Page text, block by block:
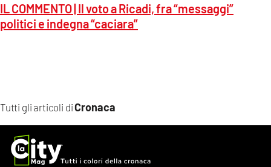
Tutti gli articoli diCronaca
IL COMMENTO | Il voto a Ricadi, fra “messaggi”
politici e indegna “caciara”